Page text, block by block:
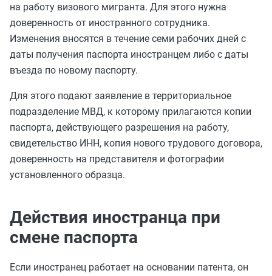
на работу визового мигранта. Для этого нужна
доверенность от иностранного сотрудника.
Изменения вносятся в течение семи рабочих дней с
даты получения паспорта иностранцем либо с даты
въезда по новому паспорту.
Для этого подают заявление в территориальное
подразделение МВД, к которому прилагаются копии
паспорта, действующего разрешения на работу,
свидетельство ИНН, копия нового трудового договора,
доверенность на представителя и фотографии
установленного образца.
Действия иностранца при
смене паспорта
Если иностранец работает на основании патента, он